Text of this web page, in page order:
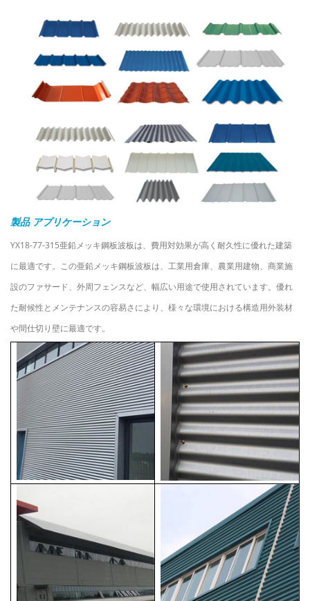
製品 アプリケーション
YX18-77-315亜鉛メッキ鋼板波板は、費用対効果が高く耐久性に優れた建築
に最適です。この亜鉛メッキ鋼板波板は、工業用倉庫、農業用建物、商業施
設のファサード、外周フェンスなど、幅広い用途で使用されています。優れ
た耐候性とメンテナンスの容易さにより、様々な環境における構造用外装材
や間仕切り壁に最適です。